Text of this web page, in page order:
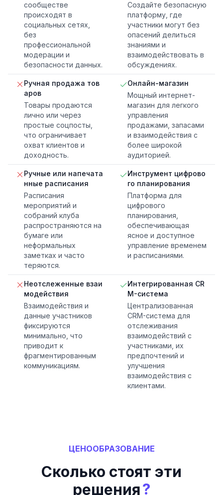
сообществе
происходят в
социальных сетях,
без
профессиональной
модерации и
безопасности данных.
Создайте безопасную
платформу, где
участники могут без
опасений делиться
знаниями и
взаимодействовать в
обсуждениях.
Ручная продажа тов
аров
Товары продаются
лично или через
простые соцпосты,
что ограничивает
охват клиентов и
доходность.
Онлайн-магазин
Мощный интернет-
магазин для легкого
управления
продажами, запасами
и взаимодействия с
более широкой
аудиторией.
Ручные или напечата
нные расписания
Расписания
мероприятий и
собраний клуба
распространяются на
бумаге или
неформальных
заметках и часто
теряются.
Инструмент цифрово
го планирования
Платформа для
цифрового
планирования,
обеспечивающая
ясное и доступное
управление временем
и расписаниями.
Неотслеженные взаи
модействия
Взаимодействия и
данные участников
фиксируются
минимально, что
приводит к
фрагментированным
коммуникациям.
Интегрированная CR
M-система
Централизованная
CRM-система для
отслеживания
взаимодействий с
участниками, их
предпочтений и
улучшения
взаимодействия с
клиентами.
ЦЕНООБРАЗОВАНИЕ
Сколько стоят эти
решения?